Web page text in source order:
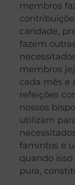
membros
caridade,
fazem
membros
cada mês e
refeições
nossos
utilizam
famintos é
quando
pura,